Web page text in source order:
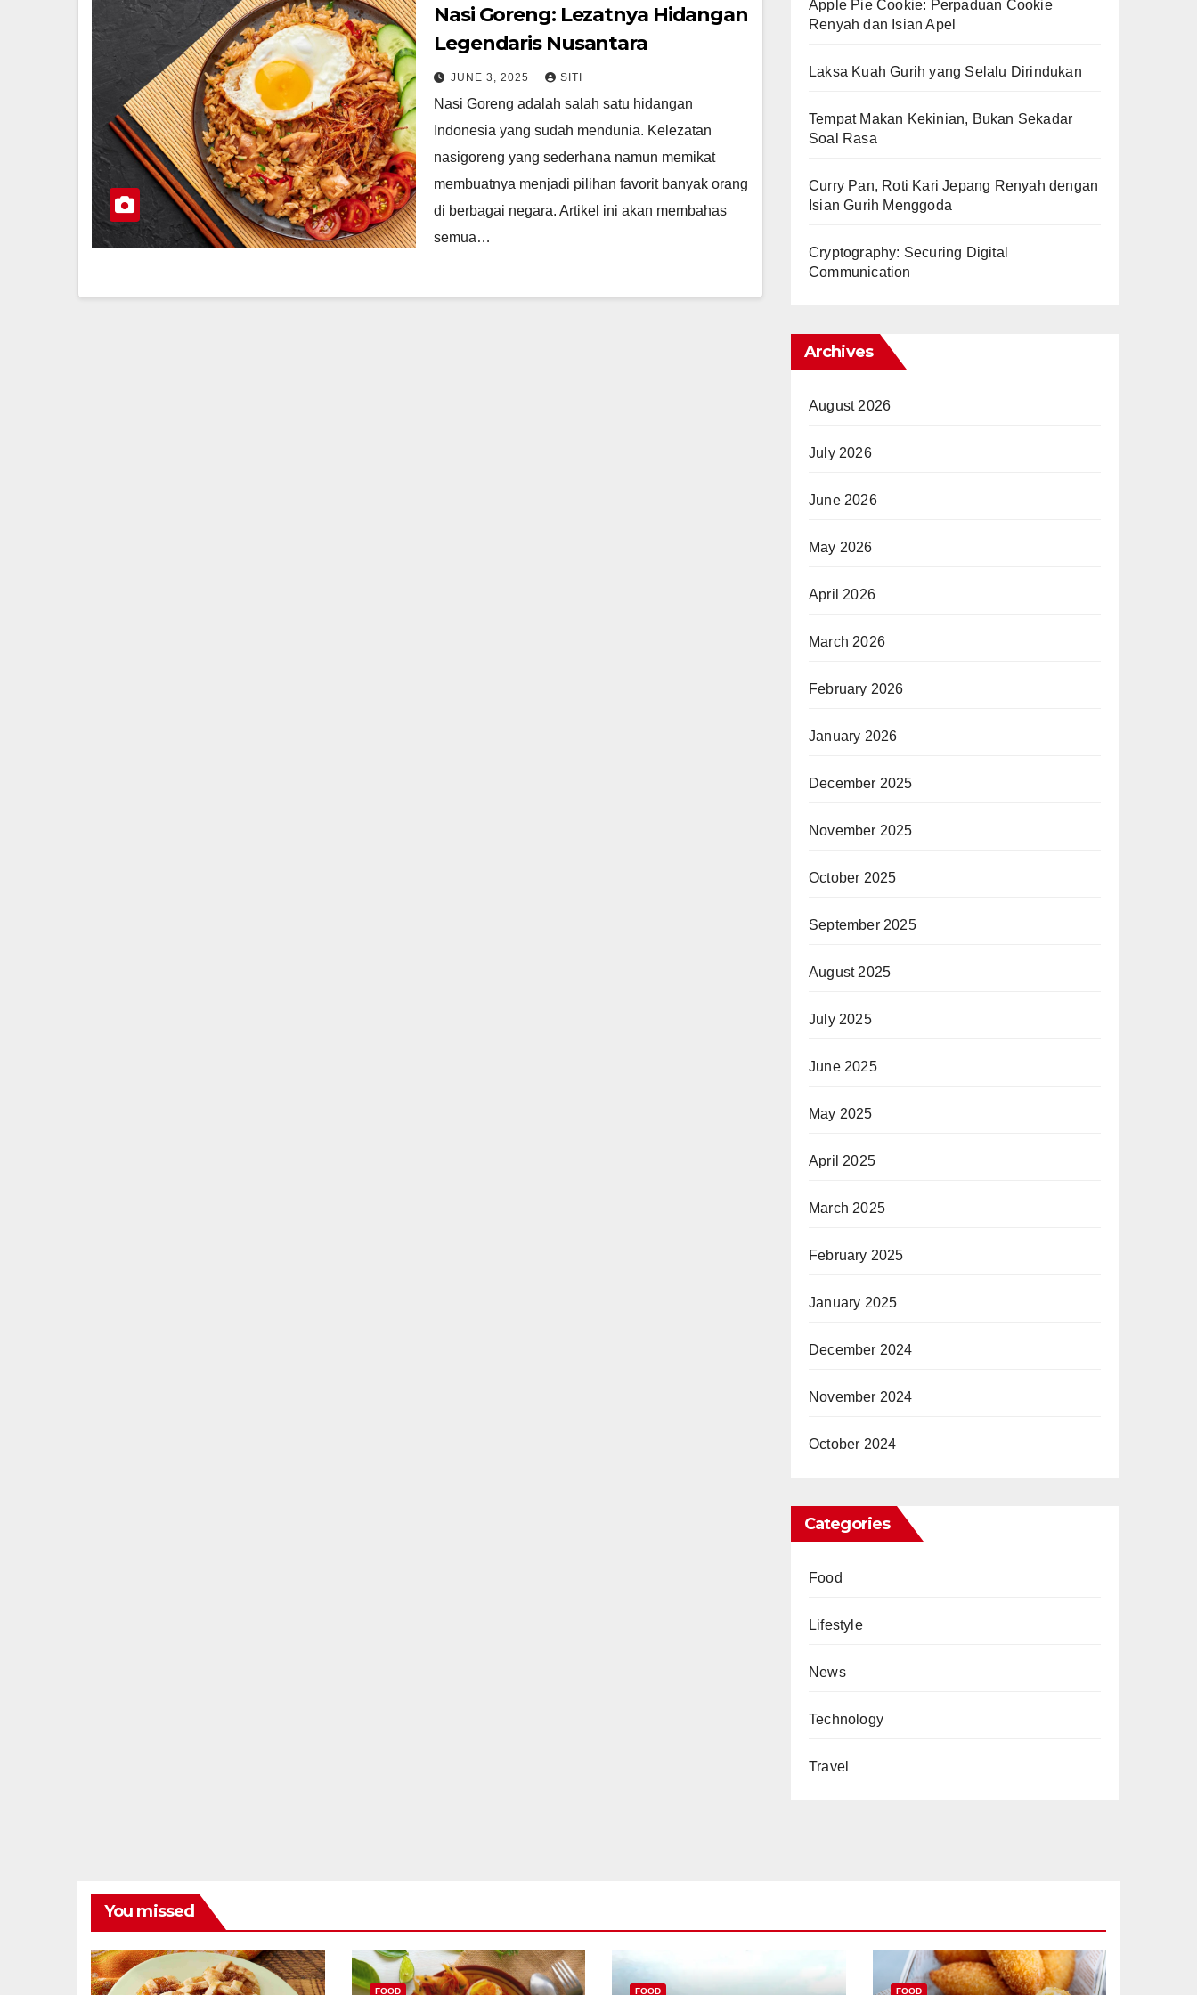
Nasi Goreng: Lezatnya Hidangan
Legendaris Nusantara
JUNE 3, 2025 SITI
Nasi Goreng adalah salah satu hidangan
Indonesia yang sudah mendunia. Kelezatan
nasigoreng yang sederhana namun memikat
membuatnya menjadi pilihan favorit banyak orang
di berbagai negara. Artikel ini akan membahas
semua…
Apple Pie Cookie: Perpaduan Cookie
Renyah dan Isian Apel
Laksa Kuah Gurih yang Selalu Dirindukan
Tempat Makan Kekinian, Bukan Sekadar
Soal Rasa
Curry Pan, Roti Kari Jepang Renyah dengan
Isian Gurih Menggoda
Cryptography: Securing Digital
Communication
Archives
August 2026
July 2026
June 2026
May 2026
April 2026
March 2026
February 2026
January 2026
December 2025
November 2025
October 2025
September 2025
August 2025
July 2025
June 2025
May 2025
April 2025
March 2025
February 2025
January 2025
December 2024
November 2024
October 2024
Categories
Food
Lifestyle
News
Technology
Travel
You missed
FOOD FOOD FOOD